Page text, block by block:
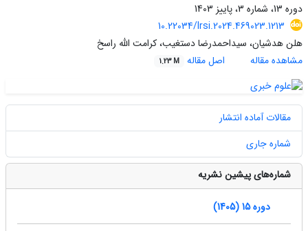
دوره 13، شماره 3، پاییز 1403
10.22034/lrsi.2024.469023.1213
هلن هدشیان، سیداحمدرضا دستغیب، کرامت الله راسخ
مشاهده مقاله
اصل مقاله 1.23 M
مقالات آماده انتشار
شماره جاری
شماره‌های پیشین نشریه
دوره 15 (1405)